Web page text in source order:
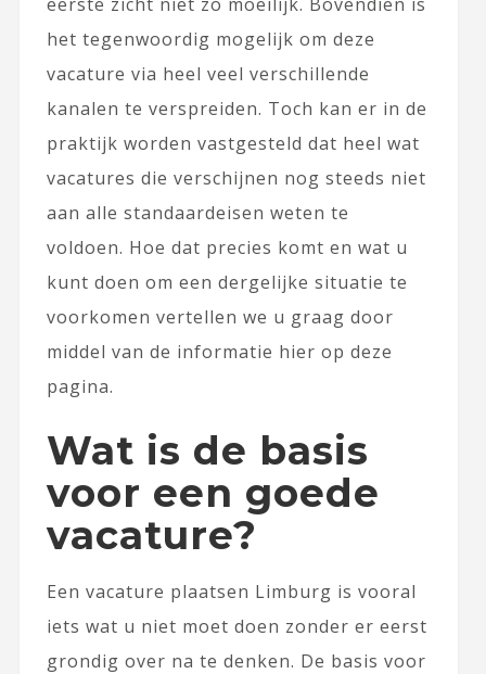
het tegenwoordig mogelijk om deze
vacature via heel veel verschillende
kanalen te verspreiden. Toch kan er in de
praktijk worden vastgesteld dat heel wat
vacatures die verschijnen nog steeds niet
aan alle standaardeisen weten te
voldoen. Hoe dat precies komt en wat u
kunt doen om een dergelijke situatie te
voorkomen vertellen we u graag door
middel van de informatie hier op deze
pagina.
Wat is de basis
voor een goede
vacature?
Een vacature plaatsen Limburg is vooral
iets wat u niet moet doen zonder er eerst
grondig over na te denken. De basis voor